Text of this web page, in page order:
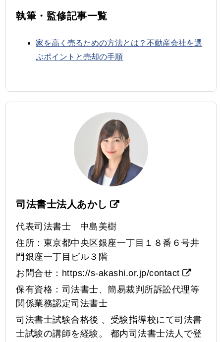
執筆・監修記事一覧
家を高く売るための方法とは？不動産会社を選
ぶポイントと売却の手順
司法書士法人あかし
代表司法書士 中島美樹
住所：東京都中央区銀座一丁目１８番６号井
門銀座一丁目ビル３階
お問合せ： https://s-akashi.or.jp/contact
保有資格：司法書士、簡易裁判所訴訟代理等
関係業務認定司法書士
司法書士試験合格後 、受験指導校にて司法書
士試験の講師を経験。 都内司法書士法人で登